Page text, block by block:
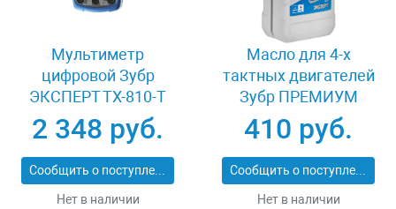
Мультиметр
цифровой Зубр
ЭКСПЕРТ ТХ-810-Т
59810
2 348 руб.
Сообщить о поступлении
Нет в наличии
Масло для 4-х
тактных двигателей
Зубр ПРЕМИУМ
ЗМД-4Т
410 руб.
Сообщить о поступлении
Нет в наличии